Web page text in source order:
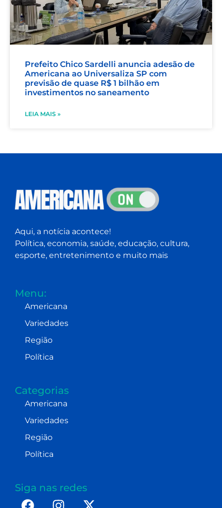
Prefeito Chico Sardelli anuncia adesão de
Americana ao Universaliza SP com
previsão de quase R$ 1 bilhão em
investimentos no saneamento
LEIA MAIS »
Aqui, a notícia acontece!
Política, economia, saúde, educação, cultura,
esporte, entretenimento e muito mais
Menu:
Americana
Variedades
Região
Política
Categorias
Americana
Variedades
Região
Política
Siga nas redes